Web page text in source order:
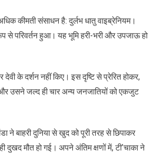
कीमती संसाधन है: दुर्लभ धातु वाइब्रेनियम।
से परिवर्तन हुआ। यह भूमि हरी-भरी और उपजाऊ हो
के दर्शन नहीं किए। इस दृष्टि से प्रेरित होकर,
उसने जल्द ही चार अन्य जनजातियों को एकजुट
ने बाहरी दुनिया से खुद को पूरी तरह से छिपाकर
दुखद मौत हो गई। अपने अंतिम क्षणों में, टी’चाका ने